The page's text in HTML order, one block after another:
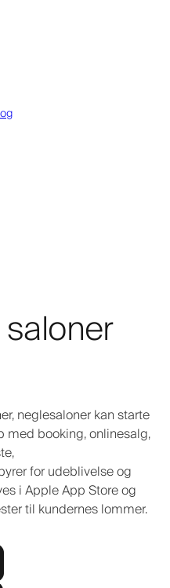
neglesaloner kan starte
booking, onlinesalg,
for udeblivelse og
i Apple App Store og
til kundernes lommer.